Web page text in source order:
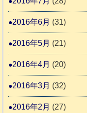
2016年6月 (31)
2016年5月 (21)
2016年4月 (20)
2016年3月 (32)
2016年2月 (27)